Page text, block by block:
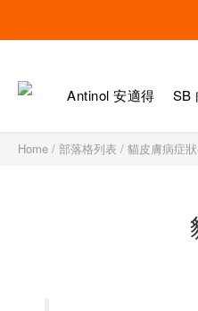
Antinol 安適得 SB
Home / 部落格列表 / 貓皮膚病症